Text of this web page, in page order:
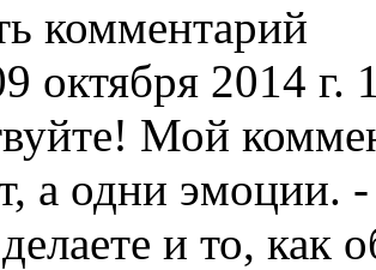
комментарий
октября 2014 г.
Мой
а одни эмоции.
и то, как